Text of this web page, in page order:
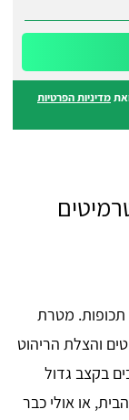
מדיניות הפרטיות
תכופות. מטרת
והצלת הריהוט
בקצב גדול
או אולי כבר